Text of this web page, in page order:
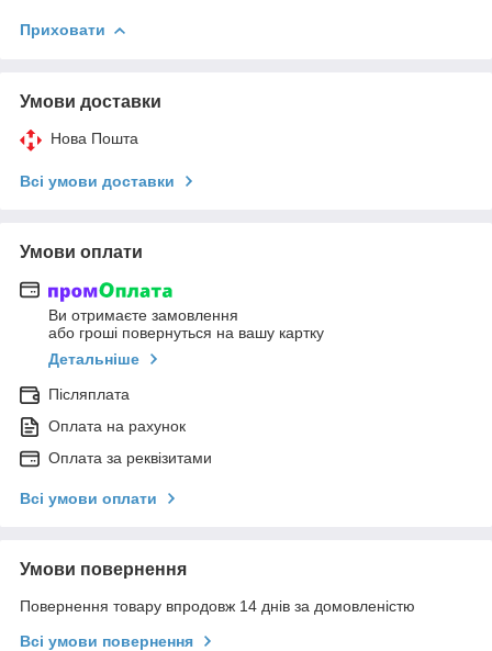
Приховати
Умови доставки
Нова Пошта
Всі умови доставки
Умови оплати
Ви отримаєте замовлення
або гроші повернуться на вашу картку
Детальніше
Післяплата
Оплата на рахунок
Оплата за реквізитами
Всі умови оплати
Умови повернення
Повернення товару впродовж 14 днів за домовленістю
Всі умови повернення